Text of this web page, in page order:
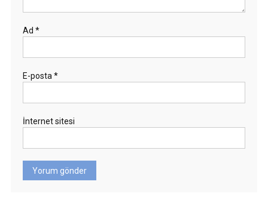
Ad *
E-posta *
İnternet sitesi